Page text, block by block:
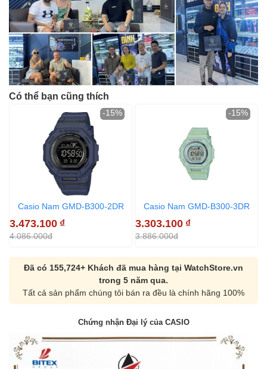
Có thể bạn cũng thích
Casio Nam GMD-B300-2DR
3.473.100 ₫
4.086.000đ
-15%
Casio Nam GMD-B300-3DR
3.303.100 ₫
3.886.000đ
-15%
Đã có 155,724+ Khách đã mua hàng tại WatchStore.vn
trong 5 năm qua.
Tất cả sản phẩm chúng tôi bán ra đều là chính hãng 100%
Chứng nhận Đại lý của CASIO